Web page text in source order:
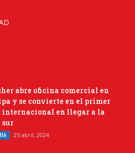
abre oficina comercial en
y se convierte en el primer
internacional en llegar a la
sur
25 abril, 2024